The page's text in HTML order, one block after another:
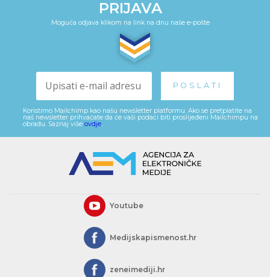
PRIJAVA
Moguća odjava klikom na link na dnu naše e-pošte
Koristimo Mailchimp kao našu newsletter platformu. Ako se pretplatite na
naš newsletter prihvaćate da će vaši podaci biti proslijeđeni Mailchimpu na
obradu. Saznaj više ovdje
Youtube
Medijskapismenost.hr
zeneimediji.hr